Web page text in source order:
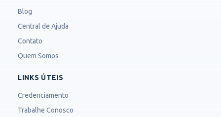
Blog
Central de Ajuda
Contato
Quem Somos
LINKS ÚTEIS
Credenciamento
Trabalhe Conosco